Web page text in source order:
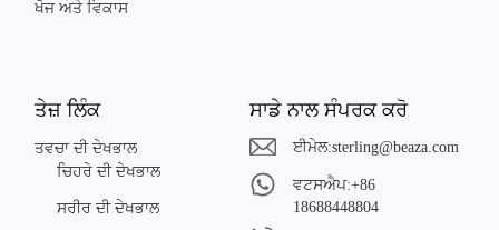
ਖੋਜ ਅਤੇ ਵਿਕਾਸ
ਤੇਜ਼ ਲਿੰਕ
ਤਵਚਾ ਦੀ ਦੇਖਭਾਲ
ਚਿਹਰੇ ਦੀ ਦੇਖਭਾਲ
ਸਰੀਰ ਦੀ ਦੇਖਭਾਲ
ਸਾਡੇ ਨਾਲ ਸੰਪਰਕ ਕਰੋ
ਈਮੇਲ:sterling@beaza.com
ਵਟਸਐਪ:+86
18688448804